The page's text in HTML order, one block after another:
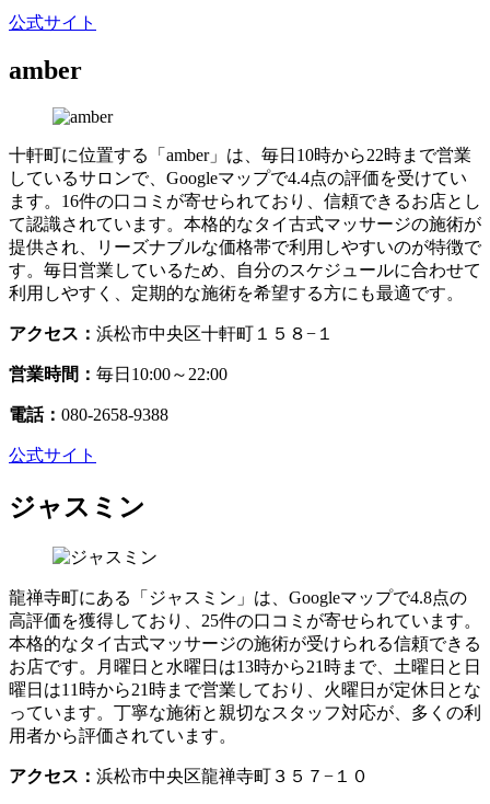
公式サイト
amber
十軒町に位置する「amber」は、毎日10時から22時まで営業
しているサロンで、Googleマップで4.4点の評価を受けてい
ます。16件の口コミが寄せられており、信頼できるお店とし
て認識されています。本格的なタイ古式マッサージの施術が
提供され、リーズナブルな価格帯で利用しやすいのが特徴で
す。毎日営業しているため、自分のスケジュールに合わせて
利用しやすく、定期的な施術を希望する方にも最適です。
アクセス： 浜松市中央区十軒町１５８−１
営業時間： 毎日10:00～22:00
電話： 080-2658-9388
公式サイト
ジャスミン
龍禅寺町にある「ジャスミン」は、Googleマップで4.8点の
高評価を獲得しており、25件の口コミが寄せられています。
本格的なタイ古式マッサージの施術が受けられる信頼できる
お店です。月曜日と水曜日は13時から21時まで、土曜日と日
曜日は11時から21時まで営業しており、火曜日が定休日とな
っています。丁寧な施術と親切なスタッフ対応が、多くの利
用者から評価されています。
アクセス： 浜松市中央区龍禅寺町３５７−１０